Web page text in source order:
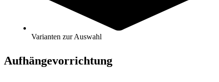
Varianten zur Auswahl
Aufhängevorrichtung